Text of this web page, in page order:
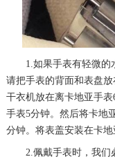
1.如果手表有轻微的水
请把手表的背面和表盘
干衣机放在离卡地亚手
手表5分钟。然后将卡地
分钟。将表盖安装在卡地
2.佩戴手表时，我们